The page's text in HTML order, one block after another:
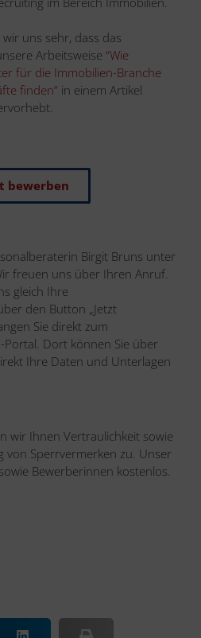
uns sehr, dass das
Arbeitsweise “Wie
für die Immobilien-Branche
finden” in einem Artikel
bewerben
Birgit Bruns unter
freuen uns über Ihren Anruf.
gleich Ihre
den Button „Jetzt
Sie direkt zum
Portal. Dort können Sie über
Ihre Daten und Unterlagen
wir Ihnen Vertraulichkeit sowie
von Sperrvermerken zu. Unser
Bewerberinnen kostenlos.